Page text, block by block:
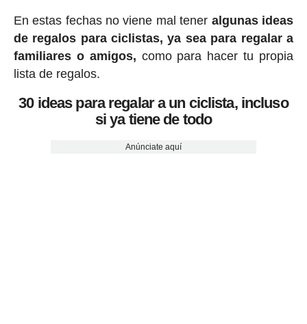
En estas fechas no viene mal tener algunas ideas
de regalos para ciclistas, ya sea para regalar a
familiares o amigos, como para hacer tu propia
lista de regalos.
30 ideas para regalar a un ciclista, incluso
si ya tiene de todo
Anúnciate aquí